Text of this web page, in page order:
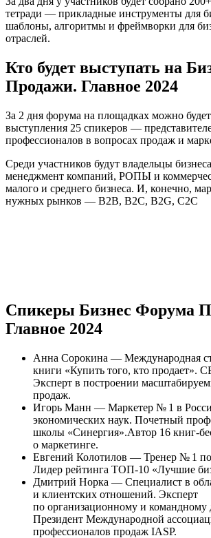
тетради — прикладные инструменты для
шаблоны, алгоритмы и фреймворки для
отраслей.
Кто будет выступать на
Продажи. Главное 2024
За 2 дня форума на площадках можно
выступления 25 спикеров —
профессионалов в вопросах продаж и
Среди участников будут владельцы
менеджмент компаний, РОПЫ и
малого и среднего бизнеса. И, конечно,
нужных рынков — B2B, B2C, B2G, C2C
Спикеры Бизнес Форума
Главное 2024
Анна Сорокина — Международная
книги «Купить того, кто продает».
Эксперт в построении
продаж.
Игорь Манн — Маркетер № 1 в
экономических наук. Почетный
школы «Синергия».Автор 16 книг-
о маркетинге.
Евгений Колотилов — Тренер № 1
Лидер рейтинга ТОП-10 «Лучшие
Дмитрий Норка — Специалист в
и клиентских отношений. Эксперт
по организационному и командному
Президент Международной
профессионалов продаж IASP.